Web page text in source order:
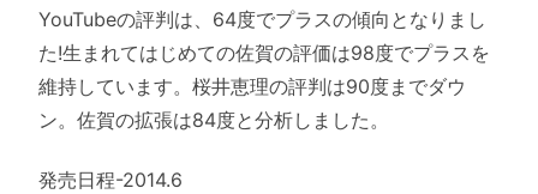
YouTubeの評判は、64度でプラスの傾向となりまし
た!生まれてはじめての佐賀の評価は98度でプラスを
維持しています。桜井恵理の評判は90度までダウ
ン。佐賀の拡張は84度と分析しました。
発売日程-2014.6